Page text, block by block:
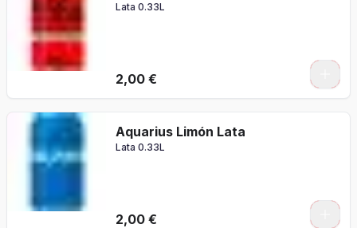
Lata 0.33L
2,00 €
Aquarius Limón Lata
Lata 0.33L
2,00 €